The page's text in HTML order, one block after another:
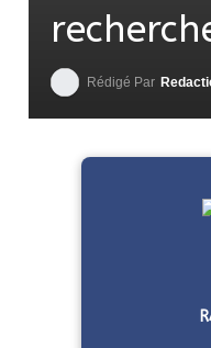
Rédigé Par Redaction